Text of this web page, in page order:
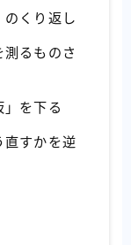
くり返し
るものさ
を下る
直すかを逆